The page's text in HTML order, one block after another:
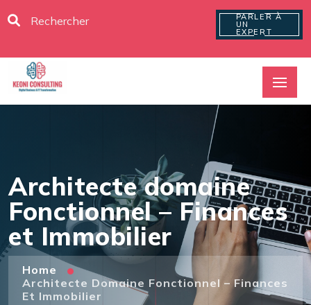
PARLER À
UN
EXPERT
Architecte domaine
Fonctionnel – Finances
et Immobilier
Home
Architecte Domaine Fonctionnel – Finances
Et Immobilier